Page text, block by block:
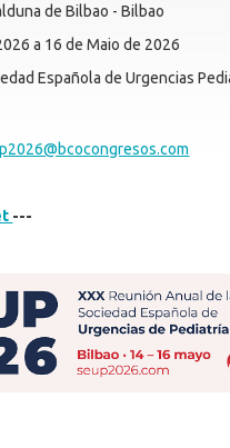
de Bilbao - Bilbao
a 16 de Maio de 2026
Española de Urgencias
---